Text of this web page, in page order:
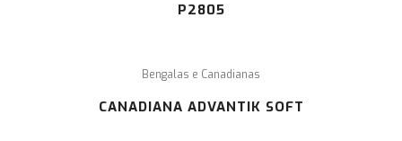
P2805
Bengalas e Canadianas
CANADIANA ADVANTIK SOFT